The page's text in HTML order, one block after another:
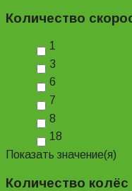
Количество
1
3
6
7
8
18
Показать значение(я)
Количество колёс